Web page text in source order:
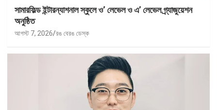
সামারফিল্ড ইন্টারন্যাশনাল স্কুলে ও’ লেভেল ও এ’ লেভেল গ্র্যাজুয়েশন
অনুষ্ঠিত
আগস্ট 7, 2026 রঙ বেরঙ ডেস্ক